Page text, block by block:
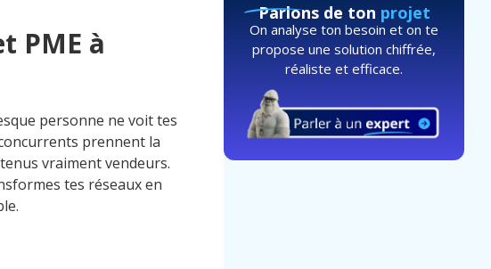
PME à
personne ne voit tes
prennent la
vraiment vendeurs.
tes réseaux en
Parlons de ton projet
On analyse ton besoin et on te
propose une solution chiffrée,
réaliste et efficace.